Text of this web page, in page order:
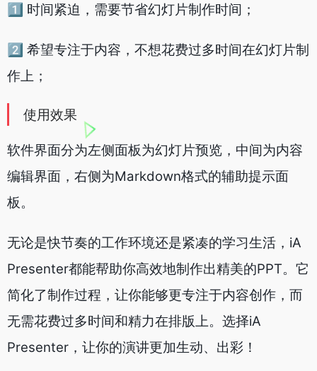
1️⃣ 时间紧迫，需要节省幻灯片制作时间；
2️⃣ 希望专注于内容，不想花费过多时间在幻灯片制
作上；
使用效果
软件界面分为左侧面板为幻灯片预览，中间为内容
编辑界面，右侧为Markdown格式的辅助提示面
板。
无论是快节奏的工作环境还是紧凑的学习生活，iA
Presenter都能帮助你高效地制作出精美的PPT。它
简化了制作过程，让你能够更专注于内容创作，而
无需花费过多时间和精力在排版上。选择iA
Presenter，让你的演讲更加生动、出彩！